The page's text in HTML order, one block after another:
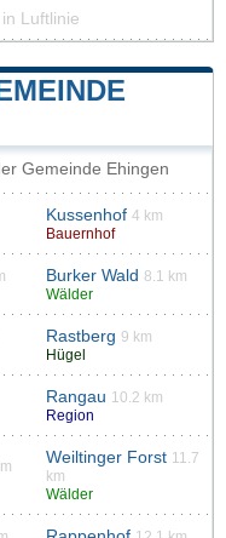
Luftlinie
Gemeinde Ehingen
Kussenhof 4 km
Bauernhof
Burker Wald 8.1 km
Wälder
Rastberg 9 km
Hügel
Rangau 10.2 km
Region
Weiltinger Forst 11.7
km
Wälder